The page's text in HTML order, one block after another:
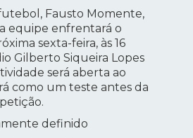
Fausto Momente,
equipe enfrentará o
sexta-feira, às 16
Gilberto Siqueira Lopes
será aberta ao
como um teste antes da
definido